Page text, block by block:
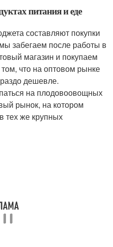
питания и еде
составляют покупки
забегаем после работы в
магазин и покупаем
что на оптовом рынке
дешевле.
на плодовоовощных
рынок, на котором
тех же крупных